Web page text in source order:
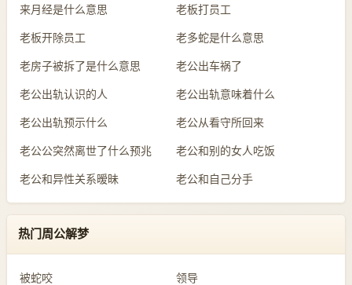
来月经是什么意思 老板打员工
老板开除员工 老多蛇是什么意思
老房子被拆了是什么意思 老公出车祸了
老公出轨认识的人 老公出轨意味着什么
老公出轨预示什么 老公从看守所回来
老公公突然离世了什么预兆 老公和别的女人吃饭
老公和异性关系暧昧 老公和自己分手
热门周公解梦
被蛇咬 领导